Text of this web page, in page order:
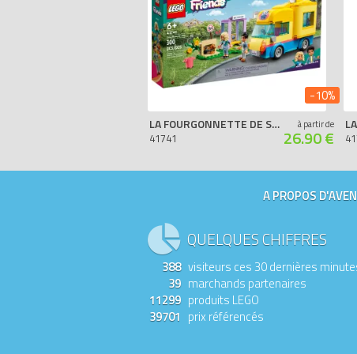
LA FOURGONNETTE DE SAUVETAGE CANIN
41741
à partir de
26.90 €
-10%
A PROPOS
QUELQUES CHIFFRES
388 visiteurs ces 30 dernières
39 marchands partenaires
11299 produits LEGO
39701 prix référencés